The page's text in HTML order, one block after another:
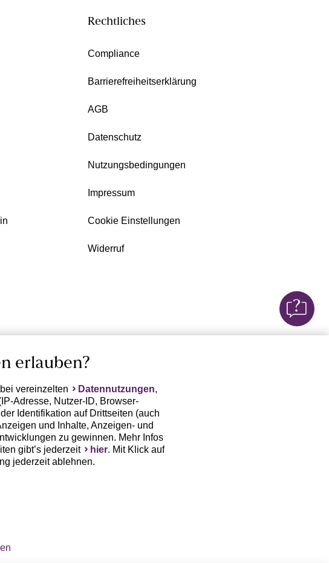
Rechtliches
Compliance
Barrierefreiheitserklärung
AGB
Datenschutz
Nutzungsbedingungen
Impressum
Cookie Einstellungen
Widerruf
erlauben?
vereinzelten Datennutzungen,
Adresse, Nutzer-ID, Browser-
Identifikation auf Drittseiten (auch
und Inhalte, Anzeigen- und
zu gewinnen. Mehr Infos
gibt’s jederzeit
hier. Mit Klick auf
jederzeit ablehnen.
Daten (Trackingdaten) oder die
Werbung sowie auch zu eigenen
Daten, sondern auch deren